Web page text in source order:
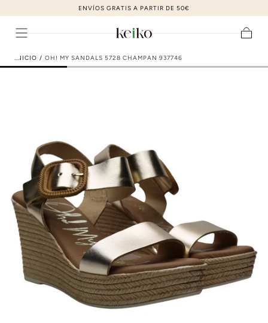
ir al contenido
ZAPATOS DE MODA AL MEJOR PRECIO
INICIO / OH! MY SANDALS 5728 CHAMPAN 937746